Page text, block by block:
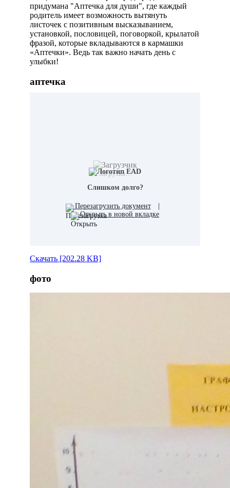
придумана "Аптечка для души", где каждый
родитель имеет возможность вытянуть
листочек с позитивным высказыванием,
установкой, пословицей, поговоркой, крылатой
фразой, которые вкладываются в кармашки
«Аптечки». Ведь так важно начать день с
улыбки!
аптечка
Загрузка...
Слишком долго?
Перезагрузить документ
Открыть в новой вкладке
Скачать [202.28 KB]
фото